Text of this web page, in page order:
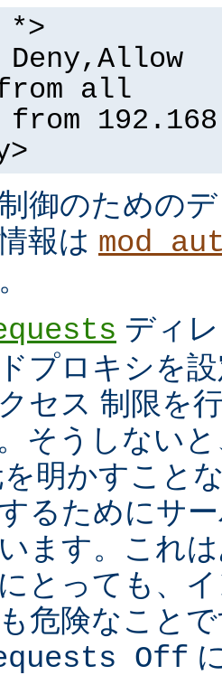
*>
Deny,Allow
from all
御のための
報は
ディ
プロキシを
セス 制限を
そうしない
を明かすこと
るためにサ
ます。これ
とっても、
危険なこと
Off